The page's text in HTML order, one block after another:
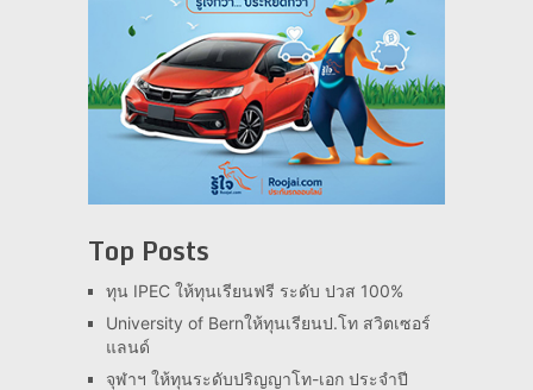
Top Posts
ทุน IPEC ให้ทุนเรียนฟรี ระดับ ปวส 100%
University of Bernให้ทุนเรียนป.โท สวิตเซอร์
แลนด์
จุฬาฯ ให้ทุนระดับปริญญาโท-เอก ประจำปี